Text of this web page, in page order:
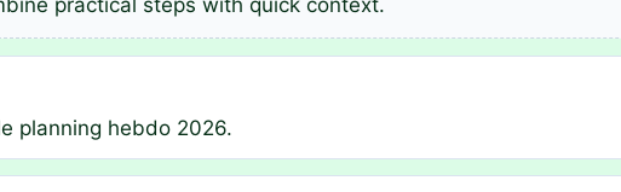
planning hebdo 2026.